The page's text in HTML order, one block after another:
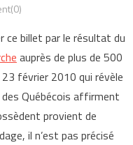
ce billet par le résultat du
auprès de plus de 500
février 2010 qui révèle
des Québécois affirment
provient de
il n’est pas précisé